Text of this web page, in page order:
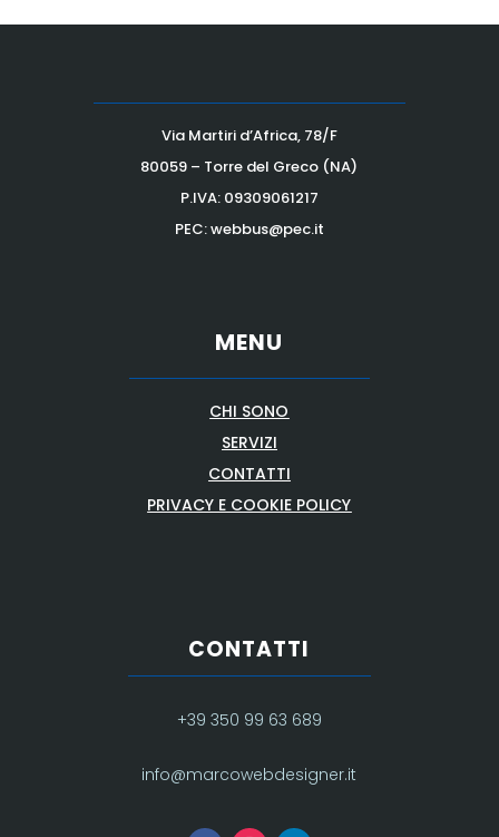
Via Martiri d’Africa, 78/F
80059 – Torre del Greco (NA)
P.IVA: 09309061217
PEC: webbus@pec.it
MENU
CHI SONO
SERVIZI
CONTATTI
PRIVACY E COOKIE POLICY
CONTATTI
+39 350 99 63 689
info@marcowebdesigner.it